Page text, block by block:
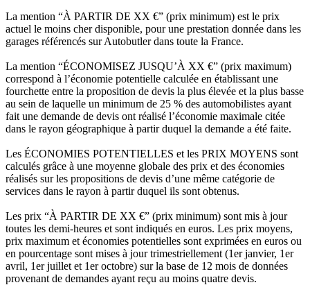
La mention “À PARTIR DE XX €” (prix minimum) est le prix
actuel le moins cher disponible, pour une prestation donnée dans les
garages référencés sur Autobutler dans toute la France.
La mention “ÉCONOMISEZ JUSQU’À XX €” (prix maximum)
correspond à l’économie potentielle calculée en établissant une
fourchette entre la proposition de devis la plus élevée et la plus basse
au sein de laquelle un minimum de 25 % des automobilistes ayant
fait une demande de devis ont réalisé l’économie maximale citée
dans le rayon géographique à partir duquel la demande a été faite.
Les ÉCONOMIES POTENTIELLES et les PRIX MOYENS sont
calculés grâce à une moyenne globale des prix et des économies
réalisés sur les propositions de devis d’une même catégorie de
services dans le rayon à partir duquel ils sont obtenus.
Les prix “À PARTIR DE XX €” (prix minimum) sont mis à jour
toutes les demi-heures et sont indiqués en euros. Les prix moyens,
prix maximum et économies potentielles sont exprimées en euros ou
en pourcentage sont mises à jour trimestriellement (1er janvier, 1er
avril, 1er juillet et 1er octobre) sur la base de 12 mois de données
provenant de demandes ayant reçu au moins quatre devis.